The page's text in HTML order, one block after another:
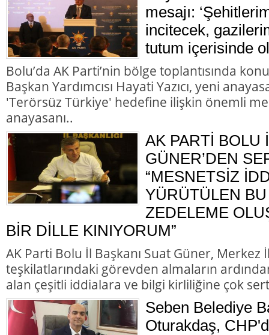
mesajı:
incitecek,
tutum içerisinde
Bolu’da AK Parti’nin bölge toplantısında
Başkan Yardımcısı Hayati Yazıcı, yeni
'Terörsüz Türkiye' hedefine ilişkin önemli
anayasanı..
AK PARTİ BOLU
GÜNER’DEN
“MESNETSİZ
YÜRÜTÜLEN
ZEDELEME
BİR DİLLE KINIYORUM”
AK Parti Bolu İl Başkanı Suat Güner,
teşkilatlarındaki görevden almaların
alan çeşitli iddialara ve bilgi kirliliğine çok
Seben Belediye
Oturakdaş,